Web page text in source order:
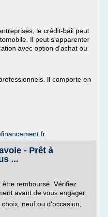
le crédit-bail peut
Il peut s'apparenter
avec option d'achat ou
Il comporte en
- Prêt à
...
remboursé. Vérifiez
avant de vous engager.
neuf ou d'occasion,